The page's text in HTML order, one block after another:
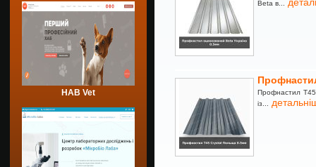
HAB Vet
Beta в...
Профнастил
із...